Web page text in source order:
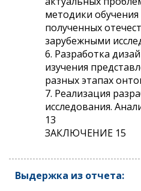
методики
полученных
зарубежными
6. Разработка
изучения
разных этапах
7. Реализация
исследования.
13
ЗАКЛЮЧЕНИЕ 15
Выдержка из отчета: